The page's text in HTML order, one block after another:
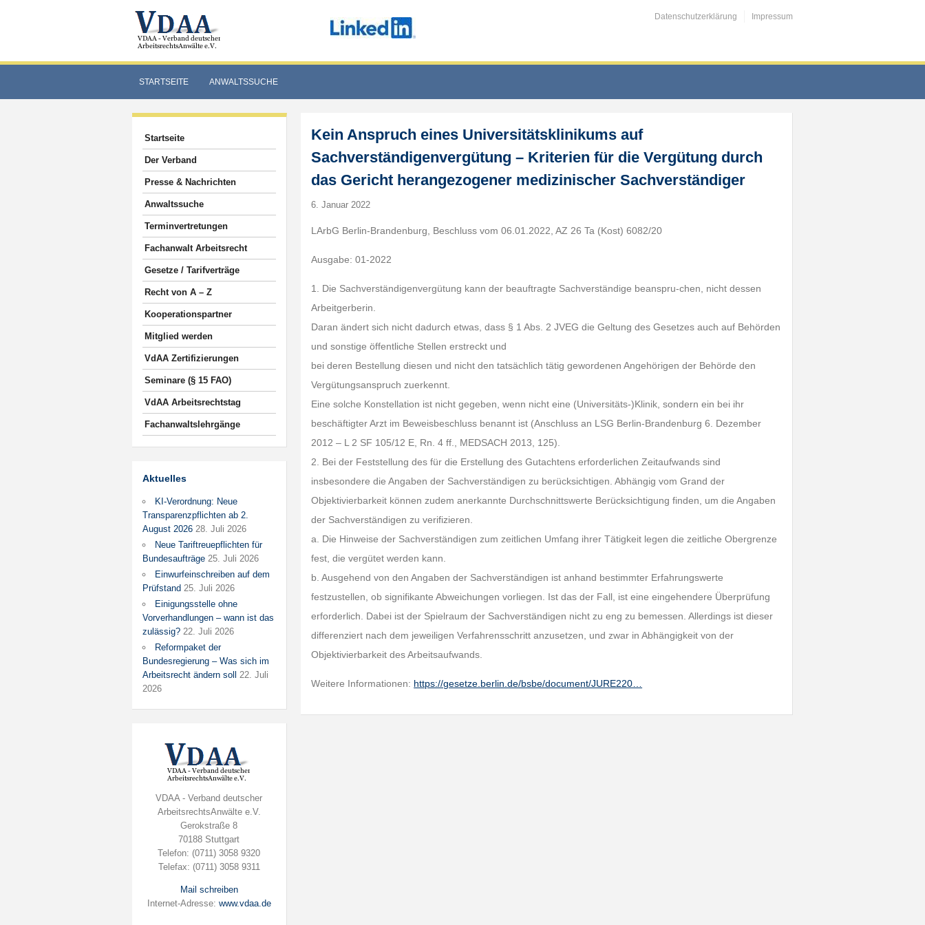
Datenschutzerklärung Impressum
STARTSEITE ANWALTSSUCHE
Startseite
Der Verband
Presse & Nachrichten
Anwaltssuche
Terminvertretungen
Fachanwalt Arbeitsrecht
Gesetze / Tarifverträge
Recht von A – Z
Kooperationspartner
Mitglied werden
VdAA Zertifizierungen
Seminare (§ 15 FAO)
VdAA Arbeitsrechtstag
Fachanwaltslehrgänge
Aktuelles
KI-Verordnung: Neue
Transparenzpflichten ab 2.
August 2026 28. Juli 2026
Neue Tariftreuepflichten für
Bundesaufträge 25. Juli 2026
Einwurfeinschreiben auf dem
Prüfstand 25. Juli 2026
Einigungsstelle ohne
Vorverhandlungen – wann ist das
zulässig? 22. Juli 2026
Reformpaket der
Bundesregierung – Was sich im
Arbeitsrecht ändern soll
22. Juli
2026
VDAA - Verband deutscher
ArbeitsrechtsAnwälte e.V.
Gerokstraße 8
70188 Stuttgart
Telefon: (0711) 3058 9320
Telefax: (0711) 3058 9311
Mail schreiben
Internet-Adresse: www.vdaa.de
Kein Anspruch eines Universitätsklinikums auf
Sachverständigenvergütung – Kriterien für die Vergütung durch
das Gericht herangezogener medizinischer Sachverständiger
6. Januar 2022
LArbG Berlin-Brandenburg, Beschluss vom 06.01.2022, AZ 26 Ta (Kost) 6082/20
Ausgabe: 01-2022
1. Die Sachverständigenvergütung kann der beauftragte Sachverständige beanspru-chen, nicht dessen
Arbeitgerberin.
Daran ändert sich nicht dadurch etwas, dass § 1 Abs. 2 JVEG die Geltung des Gesetzes auch auf Behörden
und sonstige öffentliche Stellen erstreckt und
bei deren Bestellung diesen und nicht den tatsächlich tätig gewordenen Angehörigen der Behörde den
Vergütungsanspruch zuerkennt.
Eine solche Konstellation ist nicht gegeben, wenn nicht eine (Universitäts-)Klinik, sondern ein bei ihr
beschäftigter Arzt im Beweisbeschluss benannt ist (Anschluss an LSG Berlin-Brandenburg 6. Dezember
2012 – L 2 SF 105/12 E, Rn. 4 ff., MEDSACH 2013, 125).
2. Bei der Feststellung des für die Erstellung des Gutachtens erforderlichen Zeitaufwands sind
insbesondere die Angaben der Sachverständigen zu berücksichtigen. Abhängig vom Grand der
Objektivierbarkeit können zudem anerkannte Durchschnittswerte Berücksichtigung finden, um die Angaben
der Sachverständigen zu verifizieren.
a. Die Hinweise der Sachverständigen zum zeitlichen Umfang ihrer Tätigkeit legen die zeitliche Obergrenze
fest, die vergütet werden kann.
b. Ausgehend von den Angaben der Sachverständigen ist anhand bestimmter Erfahrungswerte
festzustellen, ob signifikante Abweichungen vorliegen. Ist das der Fall, ist eine eingehendere Überprüfung
erforderlich. Dabei ist der Spielraum der Sachverständigen nicht zu eng zu bemessen. Allerdings ist dieser
differenziert nach dem jeweiligen Verfahrensschritt anzusetzen, und zwar in Abhängigkeit von der
Objektivierbarkeit des Arbeitsaufwands.
Weitere Informationen: https://gesetze.berlin.de/bsbe/document/JURE220…